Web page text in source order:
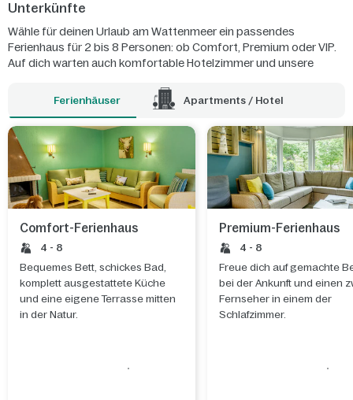
Unterkünfte
Wähle für deinen Urlaub am Wattenmeer ein passendes
Ferienhaus für 2 bis 8 Personen: ob Comfort, Premium oder VIP.
Auf dich warten auch komfortable Hotelzimmer und unsere
Ferienhäuser Apartments / Hotel
Comfort-Ferienhaus
4 - 8
Bequemes Bett, schickes Bad,
komplett ausgestattete Küche
und eine eigene Terrasse mitten
in der Natur.
Premium-Ferienhaus
4 - 8
Freue dich auf gemachte
bei der Ankunft und einen
Fernseher in einem der
Schlafzimmer.